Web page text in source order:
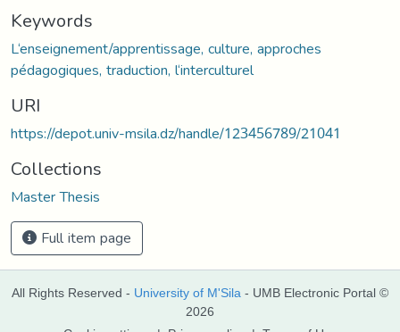
Keywords
L‘enseignement/apprentissage, culture, approches
pédagogiques, traduction, l‘interculturel
URI
https://depot.univ-msila.dz/handle/123456789/21041
Collections
Master Thesis
Full item page
All Rights Reserved - University of M'Sila - UMB Electronic Portal ©
2026